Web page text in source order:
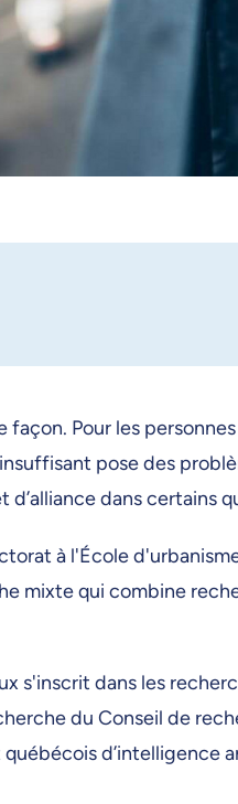
façon. Pour les
pose des
d’alliance dans
à l'École
mixte qui combine
s'inscrit dans les
du Conseil de
québécois d’intelligence